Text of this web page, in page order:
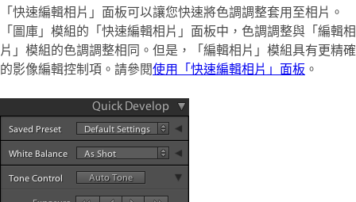
「快速編輯相片」面板可以讓您快速將色調調整套用至相片。
「圖庫」模組的「快速編輯相片」面板中，色調調整與「編輯相
片」模組的色調調整相同。但是，「編輯相片」模組具有更精確
的影像編輯控制項。請參閱使用「快速編輯相片」面板 。